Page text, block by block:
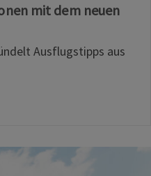
mit dem neuen
Ausflugstipps aus